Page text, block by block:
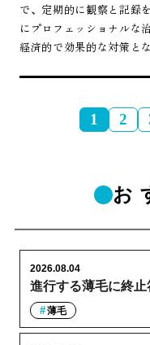
で、定期的に観察と記録
にプロフェッショナルな
経済的で効果的な対策と
1 2
お
進行する薄毛に終
2026.08.04
薄毛